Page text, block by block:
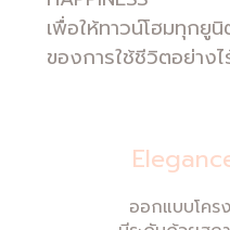
เพื่อให้ทาวน์โฮมทุก
ของการใช้ชีวิตอย่างไ
ออกแบบโคร